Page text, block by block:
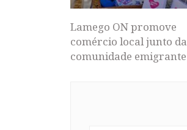
Lamego ON promove
comércio local junto da
comunidade emigrante